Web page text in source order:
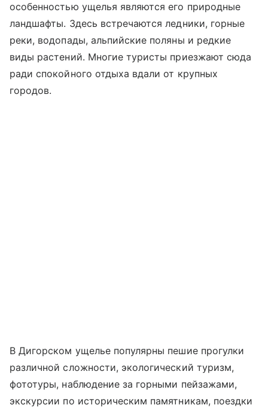
особенностью ущелья являются его природные
ландшафты. Здесь встречаются ледники, горные
реки, водопады, альпийские поляны и редкие
виды растений. Многие туристы приезжают сюда
ради спокойного отдыха вдали от крупных
городов.
В Дигорском ущелье популярны пешие прогулки
различной сложности, экологический туризм,
фототуры, наблюдение за горными пейзажами,
экскурсии по историческим памятникам, поездки